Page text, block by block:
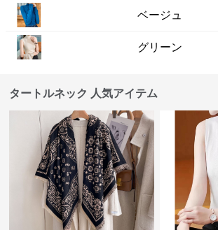
ベージュ
グリーン
タートルネック 人気アイテム